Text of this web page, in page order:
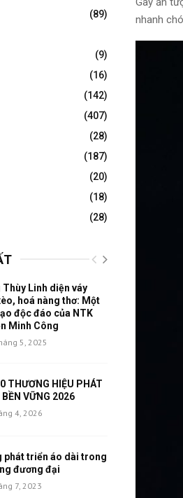
nhanh
(89)
(9)
(16)
(142)
(407)
(28)
(187)
(20)
(18)
(28)
Thùy Linh diện váy
hoá nàng thơ: Một
độc đáo của NTK
Minh Công
5, 2025
THƯƠNG HIỆU PHÁT
BỀN VỮNG 2026
4, 2026
phát triển áo dài trong
đương đại
7, 2023